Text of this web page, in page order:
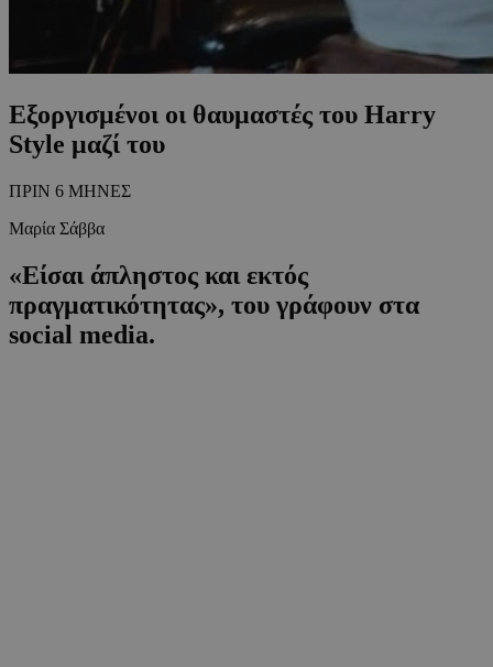
Εξοργισμένοι οι θαυμαστές του Harry
Style μαζί του
ΠΡΙΝ 6 ΜΗΝΕΣ
Μαρία Σάββα
«Είσαι άπληστος και εκτός
πραγματικότητας», του γράφουν στα
social media.